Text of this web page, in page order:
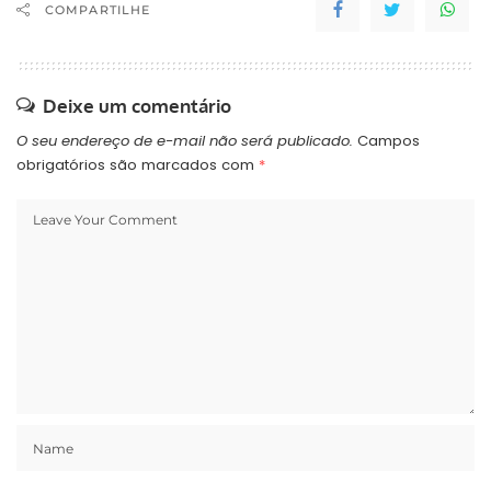
COMPARTILHE
Deixe um comentário
O seu endereço de e-mail não será publicado. Campos
obrigatórios são marcados com *